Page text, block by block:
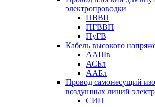
электропроводки
ПВВП
ПГВВП
ПуГВ
Кабель высокого
ААШв
АСБл
ААБл
Провод самонесущий
воздушных линий
СИП